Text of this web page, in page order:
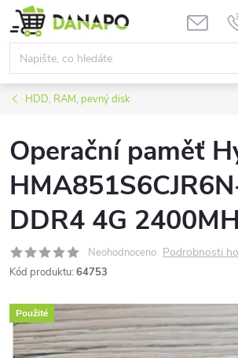
Přejít
na
obsah
HDD, RAM, pevný disk
Operační paměť
DDR4 4G
Neohodnoceno Podrobnosti
Kód produktu: 64753
Použité